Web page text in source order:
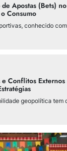
Apostas (Bets)
Consumo
conhecido
Conflitos
geopolítica tem